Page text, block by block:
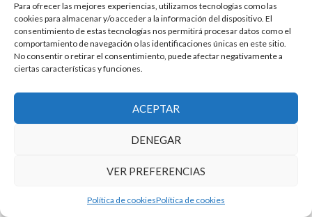
Para ofrecer las mejores experiencias, utilizamos tecnologías como las
cookies para almacenar y/o acceder a la información del dispositivo. El
consentimiento de estas tecnologías nos permitirá procesar datos como el
comportamiento de navegación o las identificaciones únicas en este sitio.
No consentir o retirar el consentimiento, puede afectar negativamente a
ciertas características y funciones.
ACEPTAR
DENEGAR
VER PREFERENCIAS
Política de cookiesPolítica de cookies
El grupo de investigación en Economía Pública cuenta con financiación
del Gobierno de Aragón
Copyright © 2025 ·Monta tu Blog· construido con el framework
Genesis|Login
Cookies|Política de privacidad de datos
WordPress·Acceder